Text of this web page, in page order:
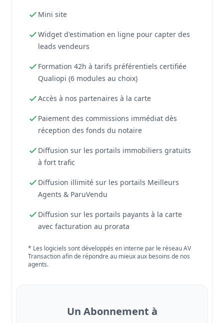
Mini site
Widget d'estimation en ligne pour capter des
leads vendeurs
Formation 42h à tarifs préférentiels certifiée
Qualiopi (6 modules au choix)
Accès à nos partenaires à la carte
Paiement des commissions immédiat dès
réception des fonds du notaire
Diffusion sur les portails immobiliers gratuits
à fort trafic
Diffusion illimité sur les portails Meilleurs
Agents & ParuVendu
Diffusion sur les portails payants à la carte
avec facturation au prorata
* Les logiciels sont développés en interne par le réseau AV
Transaction afin de répondre au mieux aux besoins de nos
agents.
Un Abonnement à